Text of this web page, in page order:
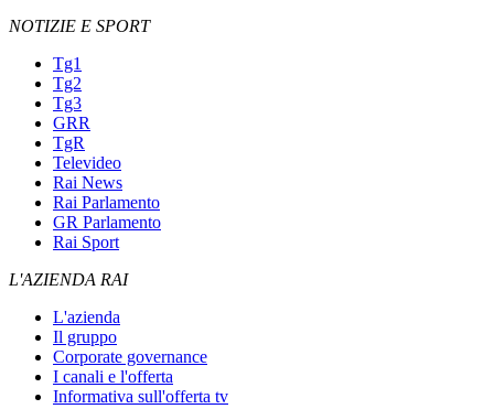
NOTIZIE E SPORT
Tg1
Tg2
Tg3
GRR
TgR
Televideo
Rai News
Rai Parlamento
GR Parlamento
Rai Sport
L'AZIENDA RAI
L'azienda
Il gruppo
Corporate governance
I canali e l'offerta
Informativa sull'offerta tv